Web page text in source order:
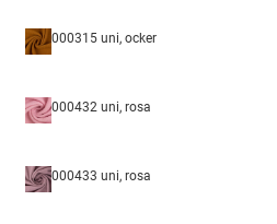
000315 uni, ocker
000432 uni, rosa
000433 uni, rosa